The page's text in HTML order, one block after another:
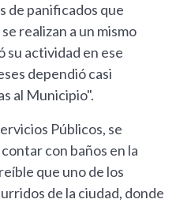
de panificados que
realizan a un mismo
su actividad en ese
dependió casi
al Municipio".
Públicos, se
con baños en la
que uno de los
de la ciudad, donde